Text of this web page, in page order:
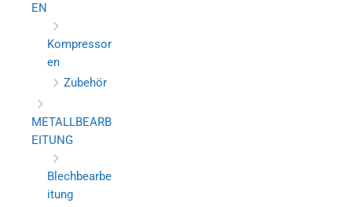
EN
Kompressor
en
Zubehör
METALLBEARB
EITUNG
Blechbearbe
itung